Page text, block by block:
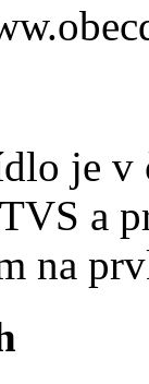
je v
a
na